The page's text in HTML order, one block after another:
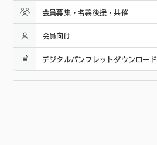
会員募集・名義後援・共催
会員向け
デジタルパンフレットダウンロード